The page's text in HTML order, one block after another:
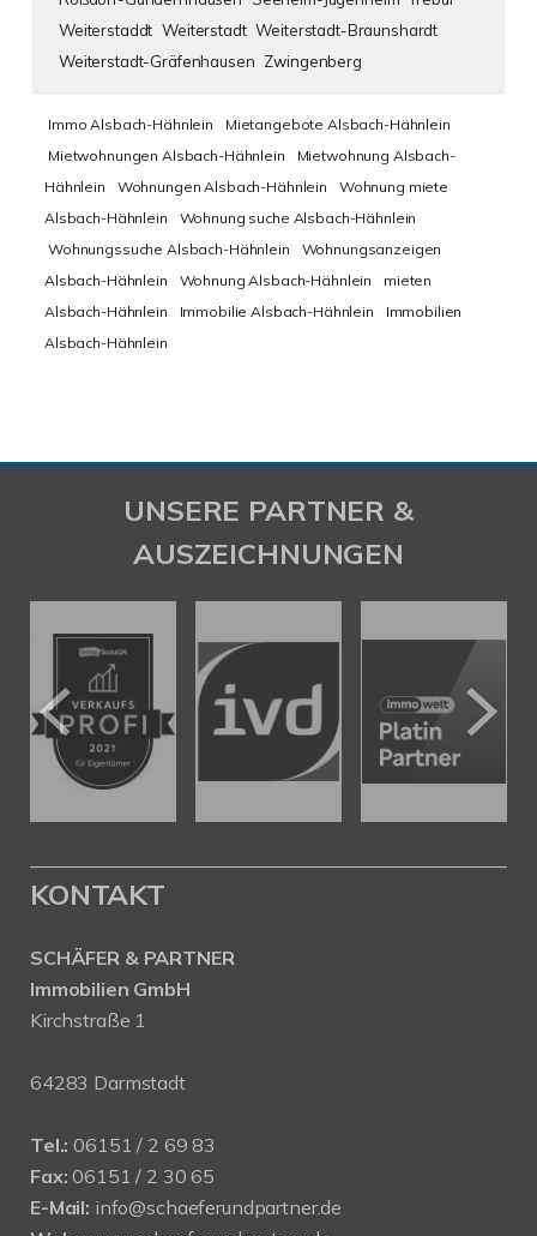
Weiterstaddt Weiterstadt Weiterstadt-Braunshardt
Weiterstadt-Gräfenhausen Zwingenberg
Immo Alsbach-Hähnlein
Mietangebote Alsbach-Hähnlein
Mietwohnungen Alsbach-Hähnlein
Mietwohnung Alsbach-
Hähnlein
Wohnungen Alsbach-Hähnlein
Wohnung miete
Alsbach-Hähnlein
Wohnung suche Alsbach-Hähnlein
Wohnungssuche Alsbach-Hähnlein
Wohnungsanzeigen
Alsbach-Hähnlein
Wohnung Alsbach-Hähnlein
mieten
Alsbach-Hähnlein
Immobilie Alsbach-Hähnlein
Immobilien
Alsbach-Hähnlein
UNSERE PARTNER &
AUSZEICHNUNGEN
KONTAKT
SCHÄFER & PARTNER
Immobilien GmbH
Kirchstraße 1
64283 Darmstadt
Tel.: 06151 / 2 69 83
Fax: 06151 / 2 30 65
E-Mail: info@schaeferundpartner.de